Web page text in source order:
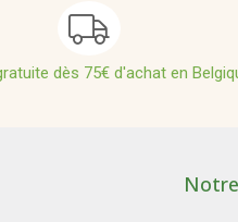
dès 75€ d'achat en